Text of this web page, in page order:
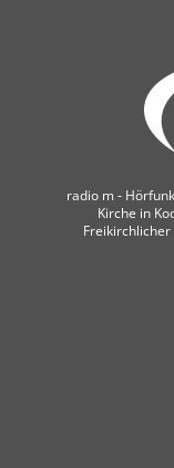
radio m ‐
Kirche in
Freikirchlicher